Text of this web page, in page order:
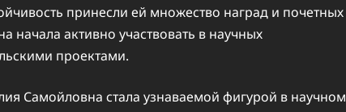
принесли ей множество наград и почетных
начала активно участвовать в научных
проектами.
Самойловна стала узнаваемой фигурой в научном